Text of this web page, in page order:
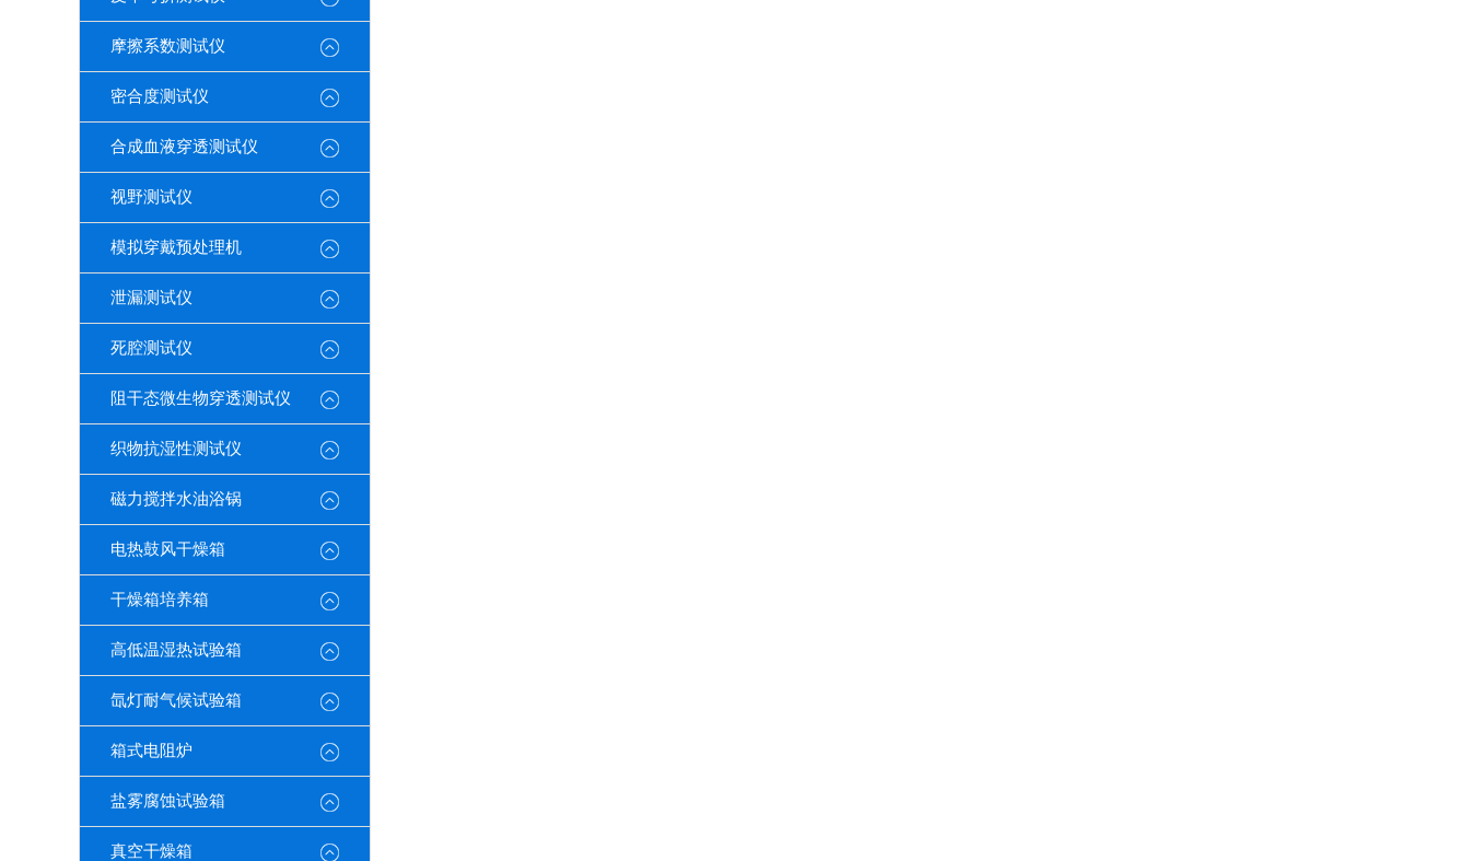
摩擦系数测试仪
密合度测试仪
合成血液穿透测试仪
视野测试仪
模拟穿戴预处理机
泄漏测试仪
死腔测试仪
阻干态微生物穿透测试仪
织物抗湿性测试仪
磁力搅拌水油浴锅
电热鼓风干燥箱
干燥箱培养箱
高低温湿热试验箱
氙灯耐气候试验箱
箱式电阻炉
盐雾腐蚀试验箱
真空干燥箱